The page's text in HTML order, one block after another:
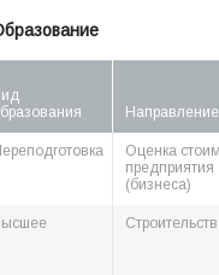
Направление
Оценка
предприятия
(бизнеса)